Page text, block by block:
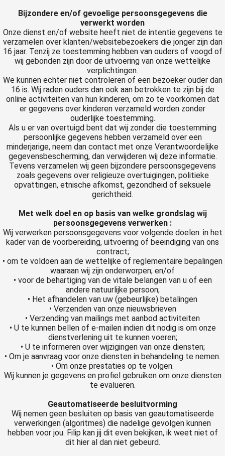
Bijzondere en/of gevoelige persoonsgegevens die
verwerkt worden
Onze dienst en/of website heeft niet de intentie gegevens te
verzamelen over klanten/websitebezoekers die jonger zijn dan
16 jaar. Tenzij ze toestemming hebben van ouders of voogd of
wij gebonden zijn door de uitvoering van onze wettelijke
verplichtingen.
We kunnen echter niet controleren of een bezoeker ouder dan
16 is. Wij raden ouders dan ook aan betrokken te zijn bij de
online activiteiten van hun kinderen, om zo te voorkomen dat
er gegevens over kinderen verzameld worden zonder
ouderlijke toestemming.
Als u er van overtuigd bent dat wij zonder die toestemming
persoonlijke gegevens hebben verzameld over een
minderjarige, neem dan contact met onze Verantwoordelijke
gegevensbescherming, dan verwijderen wij deze informatie.
Tevens verzamelen wij geen bijzondere persoonsgegevens
zoals gegevens over religieuze overtuigingen, politieke
opvattingen, etnische afkomst, gezondheid of seksuele
gerichtheid.
Met welk doel en op basis van welke grondslag wij
persoonsgegevens verwerken :
Wij verwerken persoonsgegevens voor volgende doelen :in het
kader van de voorbereiding, uitvoering of beëindiging van ons
contract;
• om te voldoen aan de wettelijke of reglementaire bepalingen
waaraan wij zijn onderworpen; en/of
• voor de behartiging van de vitale belangen van u of een
andere natuurlijke persoon;
• Het afhandelen van uw (gebeurlijke) betalingen
• Verzenden van onze nieuwsbrieven
• Verzending van mailings met aanbod activiteiten
• U te kunnen bellen of e-mailen indien dit nodig is om onze
dienstverlening uit te kunnen voeren;
• U te informeren over wijzigingen van onze diensten;
• Om je aanvraag voor onze diensten in behandeling te nemen.
• Om onze prestaties op te volgen.
Wij kunnen je gegevens en profiel gebruiken om onze diensten
te evalueren.
Geautomatiseerde besluitvorming
Wij nemen geen besluiten op basis van geautomatiseerde
verwerkingen (algoritmes) die nadelige gevolgen kunnen
hebben voor jou. Filip kan jij dit even bekijken, ik weet niet of
dit hier al dan niet gebeurd.